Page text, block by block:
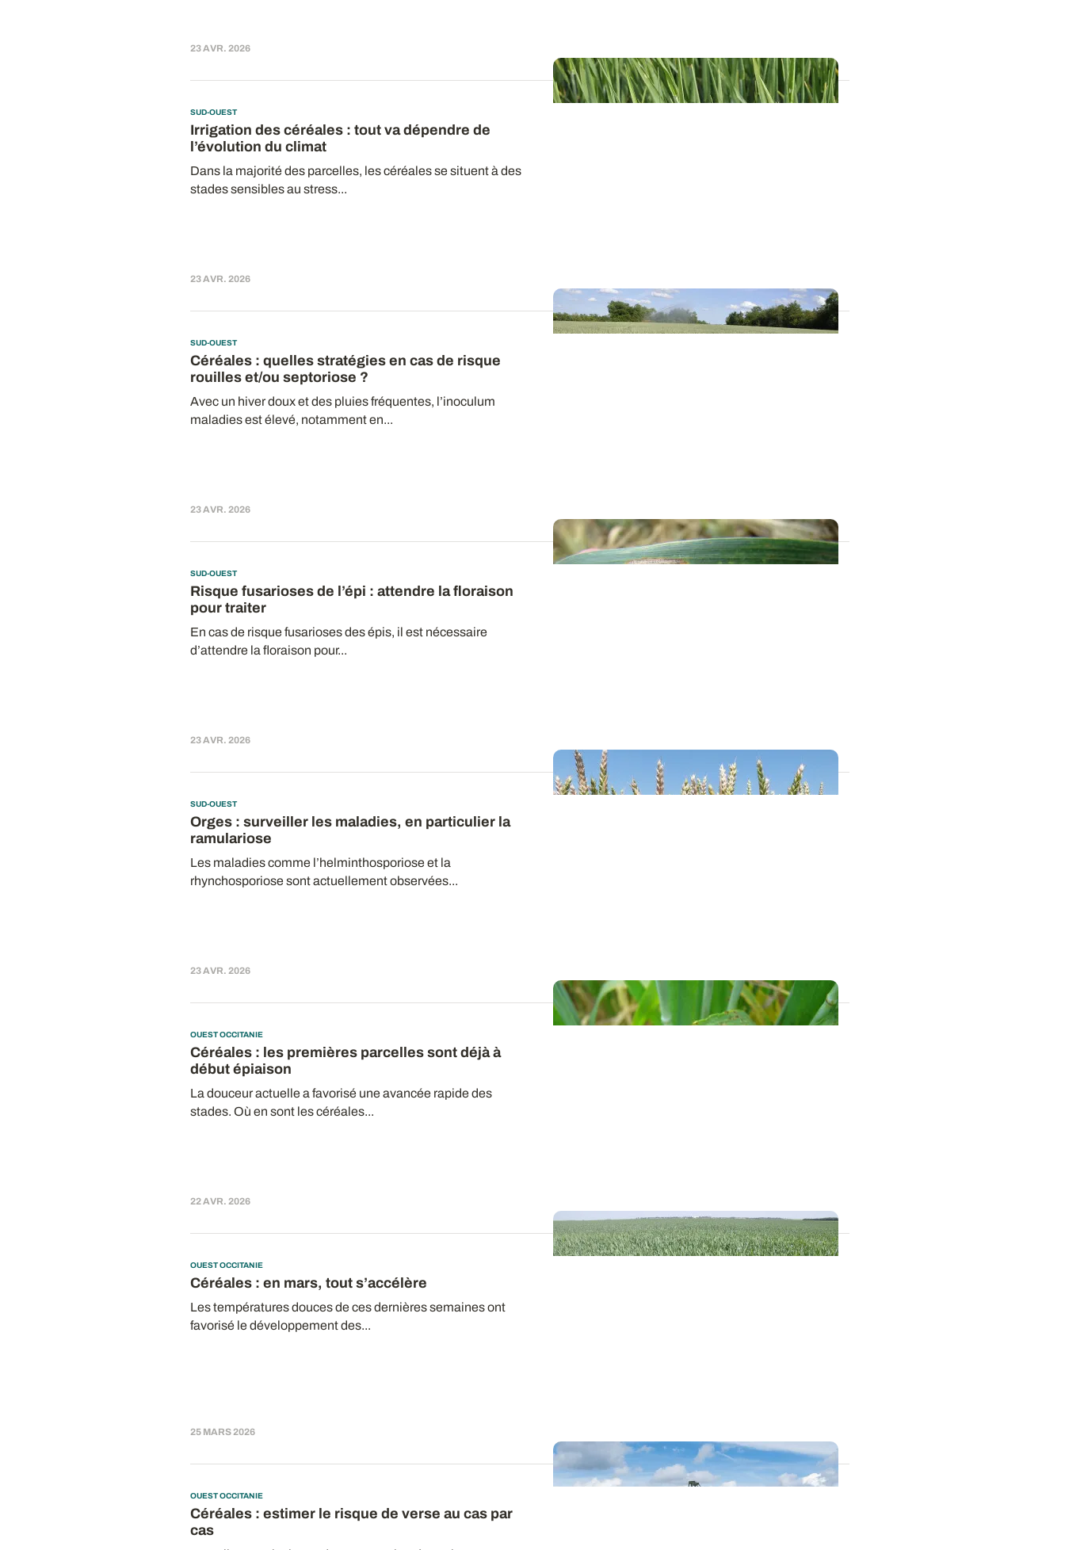
23 AVR. 2026
SUD-OUEST
Irrigation des céréales : tout va dépendre de
l’évolution du climat
Dans la majorité des parcelles, les céréales se situent à des
stades sensibles au stress...
23 AVR. 2026
SUD-OUEST
Céréales : quelles stratégies en cas de risque
rouilles et/ou septoriose ?
Avec un hiver doux et des pluies fréquentes, l’inoculum
maladies est élevé, notamment en...
23 AVR. 2026
SUD-OUEST
Risque fusarioses de l’épi : attendre la floraison
pour traiter
En cas de risque fusarioses des épis, il est nécessaire
d’attendre la floraison pour...
23 AVR. 2026
SUD-OUEST
Orges : surveiller les maladies, en particulier la
ramulariose
Les maladies comme l’helminthosporiose et la
rhynchosporiose sont actuellement observées...
23 AVR. 2026
OUEST OCCITANIE
Céréales : les premières parcelles sont déjà à
début épiaison
La douceur actuelle a favorisé une avancée rapide des
stades. Où en sont les céréales...
22 AVR. 2026
OUEST OCCITANIE
Céréales : en mars, tout s’accélère
Les températures douces de ces dernières semaines ont
favorisé le développement des...
25 MARS 2026
OUEST OCCITANIE
Céréales : estimer le risque de verse au cas par
cas